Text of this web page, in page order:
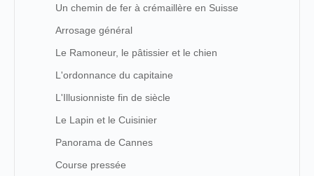
Un chemin de fer à crémaillère en Suisse
Arrosage général
Le Ramoneur, le pâtissier et le chien
L'ordonnance du capitaine
L'Illusionniste fin de siècle
Le Lapin et le Cuisinier
Panorama de Cannes
Course pressée